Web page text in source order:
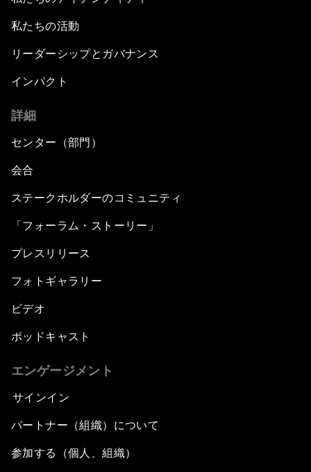
私たちの活動
リーダーシップとガバナンス
インパクト
詳細
センター（部門）
会合
ステークホルダーのコミュニティ
「フォーラム・ストーリー」
プレスリリース
フォトギャラリー
ビデオ
ポッドキャスト
エンゲージメント
サインイン
パートナー（組織）について
参加する（個人、組織）